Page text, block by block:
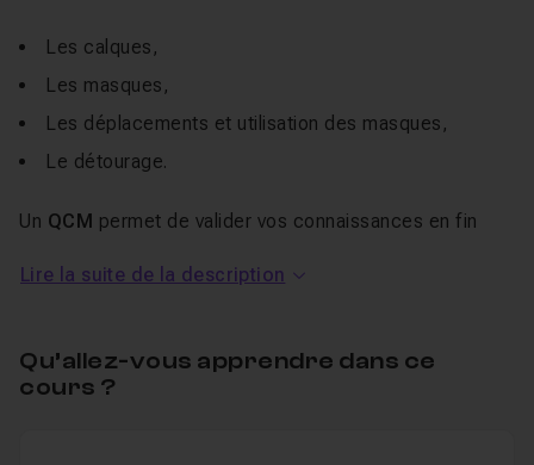
Les calques,
Les masques,
Les déplacements et utilisation des masques,
Le détourage.
Un QCM permet de valider vos connaissances en fin
Une sectionentraidereste à votre disposition pour
Si vous voulez en apprendre plus sur After Effects,
découvrez la
Lire la suite de la description
Qu’allez-vous apprendre dans ce
cours ?